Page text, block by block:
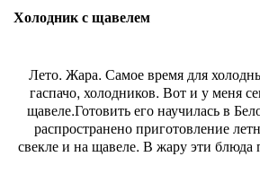
Холодник с щавелем
Лето. Жара. Самое время для
гаспачо, холодников. Вот и у меня
щавеле.Готовить его научилась в
распространено приготовление
свекле и на щавеле. В жару эти блюда